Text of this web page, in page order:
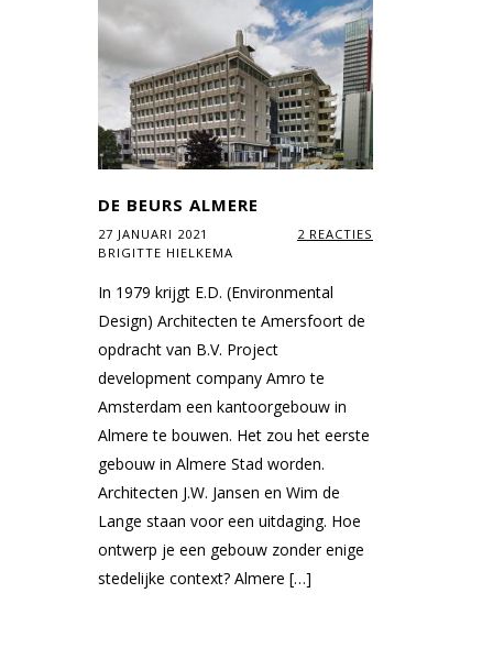
DE BEURS ALMERE
27 JANUARI 2021
2 REACTIES
BRIGITTE HIELKEMA
In 1979 krijgt E.D. (Environmental
Design) Architecten te Amersfoort de
opdracht van B.V. Project
development company Amro te
Amsterdam een kantoorgebouw in
Almere te bouwen. Het zou het eerste
gebouw in Almere Stad worden.
Architecten J.W. Jansen en Wim de
Lange staan voor een uitdaging. Hoe
ontwerp je een gebouw zonder enige
stedelijke context? Almere […]